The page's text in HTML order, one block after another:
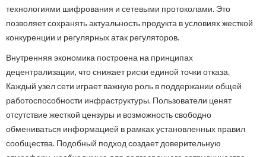
технологиями шифрования и сетевыми протоколами. Это
позволяет сохранять актуальность продукта в условиях жесткой
конкуренции и регулярных атак регуляторов.
Внутренняя экономика построена на принципах
децентрализации, что снижает риски единой точки отказа.
Каждый узел сети играет важную роль в поддержании общей
работоспособности инфраструктуры. Пользователи ценят
отсутствие жесткой цензуры и возможность свободно
обмениваться информацией в рамках установленных правил
сообщества. Подобный подход создает доверительную